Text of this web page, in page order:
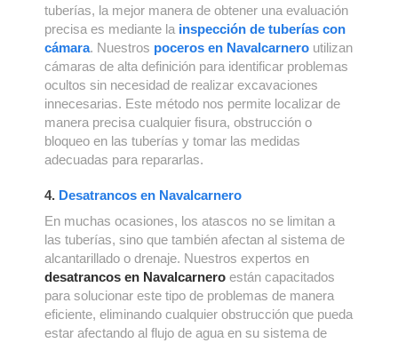
tuberías, la mejor manera de obtener una evaluación
precisa es mediante la inspección de tuberías con
cámara. Nuestros poceros en Navalcarnero utilizan
cámaras de alta definición para identificar problemas
ocultos sin necesidad de realizar excavaciones
innecesarias. Este método nos permite localizar de
manera precisa cualquier fisura, obstrucción o
bloqueo en las tuberías y tomar las medidas
adecuadas para repararlas.
4. Desatrancos en Navalcarnero
En muchas ocasiones, los atascos no se limitan a
las tuberías, sino que también afectan al sistema de
alcantarillado o drenaje. Nuestros expertos en
desatrancos en Navalcarnero están capacitados
para solucionar este tipo de problemas de manera
eficiente, eliminando cualquier obstrucción que pueda
estar afectando al flujo de agua en su sistema de